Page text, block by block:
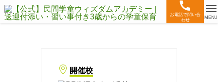
お電話で問い合
わせ
MENU
開催校